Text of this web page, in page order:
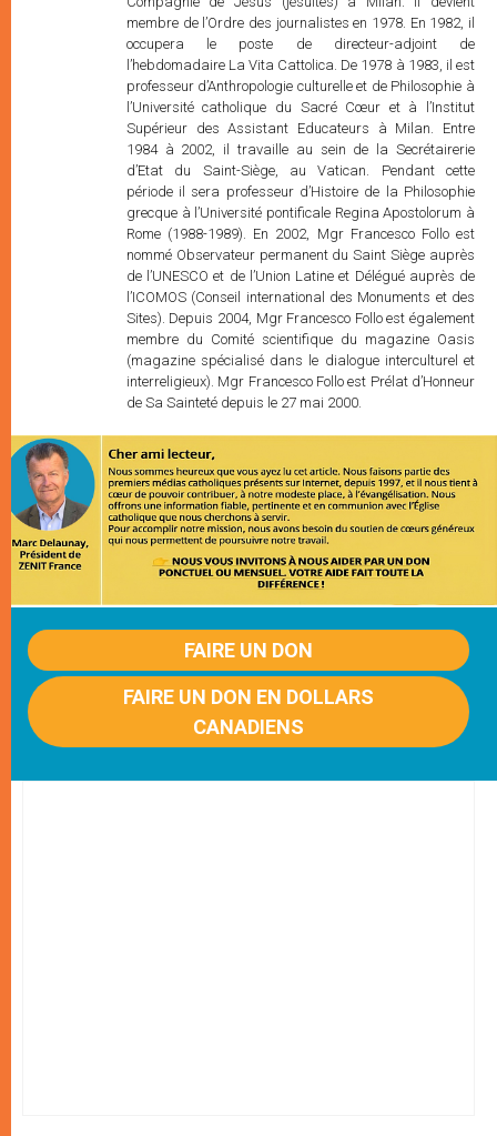
membre de l’Ordre des journalistes en 1978. En 1982, il
occupera le poste de directeur-adjoint de
l’hebdomadaire La Vita Cattolica. De 1978 à 1983, il est
professeur d’Anthropologie culturelle et de Philosophie à
l’Université catholique du Sacré Cœur et à l’Institut
Supérieur des Assistant Educateurs à Milan. Entre
1984 à 2002, il travaille au sein de la Secrétairerie
d’Etat du Saint-Siège, au Vatican. Pendant cette
période il sera professeur d’Histoire de la Philosophie
grecque à l’Université pontificale Regina Apostolorum à
Rome (1988-1989). En 2002, Mgr Francesco Follo est
nommé Observateur permanent du Saint Siège auprès
de l’UNESCO et de l’Union Latine et Délégué auprès de
l’ICOMOS (Conseil international des Monuments et des
Sites). Depuis 2004, Mgr Francesco Follo est également
membre du Comité scientifique du magazine Oasis
(magazine spécialisé dans le dialogue interculturel et
interreligieux). Mgr Francesco Follo est Prélat d’Honneur
de Sa Sainteté depuis le 27 mai 2000.
FAIRE UN DON
FAIRE UN DON EN DOLLARS
CANADIENS